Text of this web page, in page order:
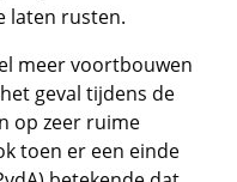
laten rusten.
meer voortbouwen
geval tijdens de
op zeer ruime
toen er een einde